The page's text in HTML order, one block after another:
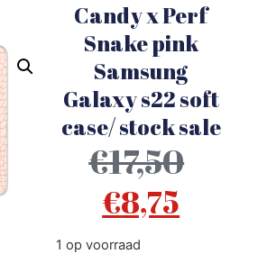
Candy x Perf
Snake pink
Samsung
Galaxy s22 soft
case/ stock sale
€17,50
€8,75
1 op voorraad